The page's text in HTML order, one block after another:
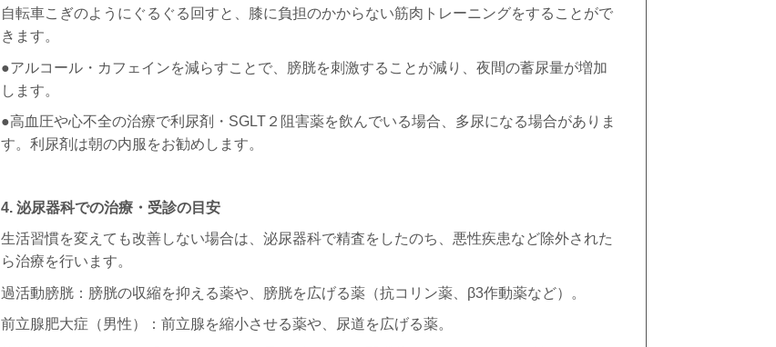
自転車こぎのようにぐるぐる回すと、膝に負担のかからない筋肉トレーニングをすることがで
きます。
●アルコール・カフェインを減らすことで、膀胱を刺激することが減り、夜間の蓄尿量が増加
します。
●高血圧や心不全の治療で利尿剤・ SGLT ２阻害薬を飲んでいる場合、多尿になる場合がありま
す。利尿剤は朝の内服をお勧めします。
4. 泌尿器科での治療・受診の目安
生活習慣を変えても改善しない場合は、泌尿器科で精査をしたのち、悪性疾患など除外された
ら治療を行います。
過活動膀胱：膀胱の収縮を抑える薬や、膀胱を広げる薬（抗コリン薬、β3作動薬など）。
前立腺肥大症（男性）：前立腺を縮小させる薬や、尿道を広げる薬。